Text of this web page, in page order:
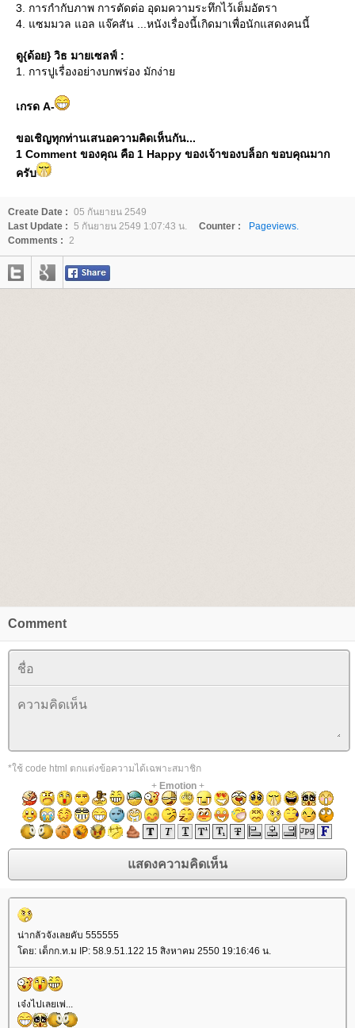
3. การกำกับภาพ การตัดต่อ อุดมความระทึกไว้เต็มอัตรา
4. แซมมวล แอล แจ๊คสัน ...หนังเรื่องนี้เกิดมาเพื่อนักแสดงคนนี้
ดู{ด้อย} วิธ มายเซลฟ์ :
1. การปูเรื่องอย่างบกพร่อง มักง่า
เกรด A-
ขอเชิญทุกท่านเสนอความคิดเห็นกัน...
1 Comment ของคุณ คือ 1 Happy ของเจ้าของบล็อก ขอบคุณมาก
ครับ
Create Date : 05 กันยายน 2549
Last Update : 5 กันยายน 2549 1:07:43 น. Counter :
Pageviews.
Comments : 2
Comment
*ใช้ code html ตกแต่งข้อความได้เฉพาะสมาชิก
+ Emotion+
น่ากลัวจังเลยคับ 555555
ดย: เด็กก.ท.ม IP: 58.9.51.122 15 สิงหาคม 2550 19:16:46 น.
เจ๋งไปเลยเพ่...